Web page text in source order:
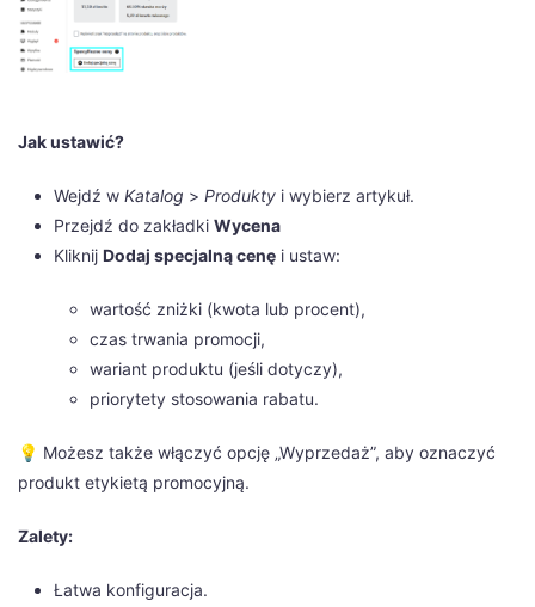
Jak ustawić?
Wejdź w Katalog > Produkty i wybierz artykuł.
Przejdź do zakładki Wycena
Kliknij Dodaj specjalną cenę i ustaw:
wartość zniżki (kwota lub procent),
czas trwania promocji,
wariant produktu (jeśli dotyczy),
priorytety stosowania rabatu.
💡 Możesz także włączyć opcję „Wyprzedaż”, aby oznaczyć
produkt etykietą promocyjną.
Zalety:
Łatwa konfiguracja.